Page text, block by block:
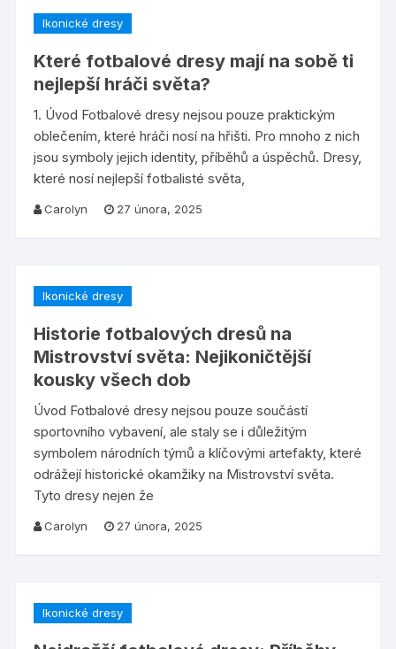
Ikonické dresy
Které fotbalové dresy mají na sobě ti
nejlepší hráči světa?
1. Úvod Fotbalové dresy nejsou pouze praktickým
oblečením, které hráči nosí na hřišti. Pro mnoho z nich
jsou symboly jejich identity, příběhů a úspěchů. Dresy,
které nosí nejlepší fotbalisté světa,
Carolyn 27 února, 2025
Ikonické dresy
Historie fotbalových dresů na
Mistrovství světa: Nejikoničtější
kousky všech dob
Úvod Fotbalové dresy nejsou pouze součástí
sportovního vybavení, ale staly se i důležitým
symbolem národních týmů a klíčovými artefakty, které
odrážejí historické okamžiky na Mistrovství světa.
Tyto dresy nejen že
Carolyn 27 února, 2025
Ikonické dresy